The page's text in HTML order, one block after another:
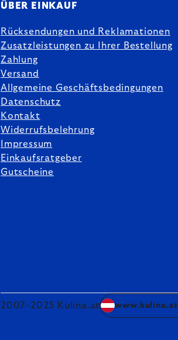
ÜBER EINKAUF
Rücksendungen und Reklamationen
Zusatzleistungen zu Ihrer Bestellung
Zahlung
Versand
Allgemeine Geschäftsbedingungen
Datenschutz
Kontakt
Widerrufsbelehrung
Impressum
Einkaufsratgeber
Gutscheine
2007–2025 Kulina.at www.kulina.at